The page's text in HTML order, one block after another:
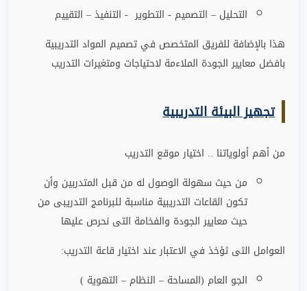
التحليل – التصميم - التطوير - التنفيذ – التقييم
هذا بالإضافة للفريق المتخصص في تصميم المواد التدريبية
بافضل معايير الجودة الملاءمة لاحتياجات ومتغيرات التدريب
تجهيز البيئة التدريبية
من أهم أولوياتنا .. اختيار موقع التدريب
من حيث سهولة الوصول له من قبل المتدربين وأن
تكون القاعات التدريبية مناسبة للبرنامج التدريبى من
حيث معايير الجودة والفخامة التى نحرص عليها
العوامل الثى ثؤخذ في الاعتبار عند اختيار قاعة التدريب:
الجو العام (المساحة – النظام – التهوية )